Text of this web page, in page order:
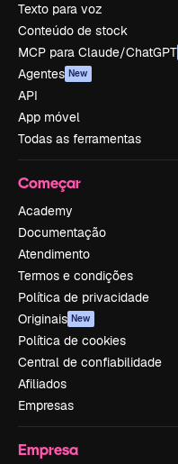
Texto para voz
Conteúdo de stock
MCP para Claude/ChatGPT
Agentes New
API
App móvel
Todas as ferramentas
Começar
Academy
Documentação
Atendimento
Termos e condições
Política de privacidade
Originais New
Política de cookies
Central de confiabilidade
Afiliados
Empresas
Empresa